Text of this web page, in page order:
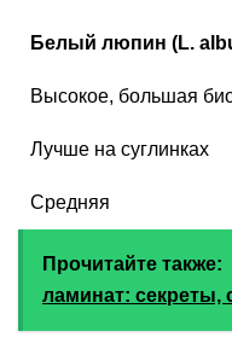
Белый люпин (L.
Высокое, большая
Лучше на суглинках
Средняя
Прочитайте также:
ламинат: секреты,